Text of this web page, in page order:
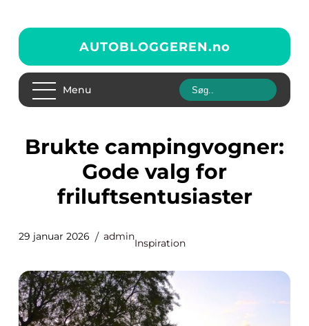
AUTOBLOGGEREN.no
Menu
Brukte campingvogner:
Gode valg for
friluftsentusiaster
29 januar 2026 admin
Inspiration